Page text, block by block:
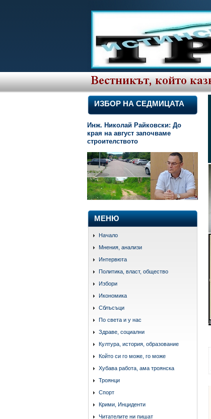
ИЗБОР НА СЕДМИЦАТА
Инж. Николай Райковски: До
края на август започваме
строителството
МЕНЮ
Начало
Мнения, анализи
Интервюта
Политика, власт, общество
Избори
Икономика
Сблъсъци
По света и у нас
Здраве, социални
Култура, история, образование
Който си го може, го може
Хубава работа, ама троянска
Троянци
Спорт
Крими, Инциденти
Читателите ни пишат